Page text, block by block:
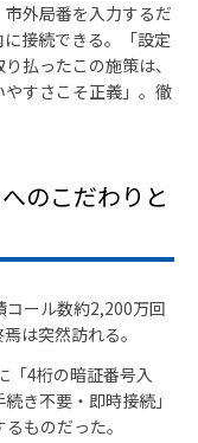
外局番を入力するだ
接続できる。「設定
払ったこの施策は、
すさこそ正義」。徹
のこだわりと
ール数約2,200万回
は突然訪れる。
「4桁の暗証番号入
き不要・即時接続」
ものだった。